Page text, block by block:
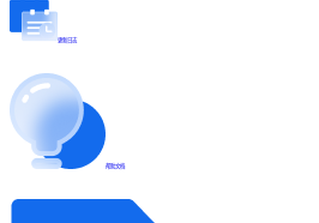
更新日志
帮助文档